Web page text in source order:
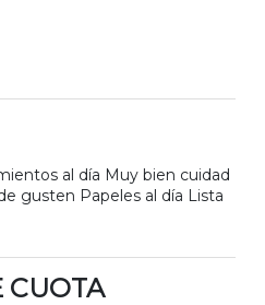
al día Muy bien cuidad
gusten Papeles al día Lista
CUOTA